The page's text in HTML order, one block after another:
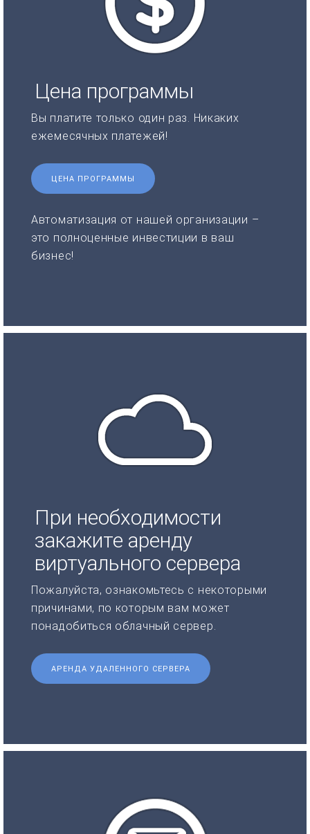
Цена программы
Вы платите только один раз. Никаких
ежемесячных платежей!
ЦЕНА ПРОГРАММЫ
Автоматизация от нашей организации –
это полноценные инвестиции в ваш
бизнес!
При необходимости
закажите аренду
виртуального сервера
Пожалуйста, ознакомьтесь с некоторыми
причинами, по которым вам может
понадобиться облачный сервер.
АРЕНДА УДАЛЕННОГО СЕРВЕРА